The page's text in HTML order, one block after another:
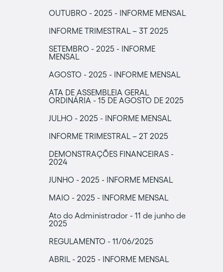
OUTUBRO - 2025 - INFORME MENSAL
INFORME TRIMESTRAL – 3T 2025
SETEMBRO - 2025 - INFORME
MENSAL
AGOSTO - 2025 - INFORME MENSAL
ATA DE ASSEMBLEIA GERAL
ORDINÁRIA - 15 DE AGOSTO DE 2025
JULHO - 2025 - INFORME MENSAL
INFORME TRIMESTRAL – 2T 2025
DEMONSTRAÇÕES FINANCEIRAS -
2024
JUNHO - 2025 - INFORME MENSAL
MAIO - 2025 - INFORME MENSAL
Ato do Administrador - 11 de junho de
2025
REGULAMENTO - 11/06/2025
ABRIL - 2025 - INFORME MENSAL